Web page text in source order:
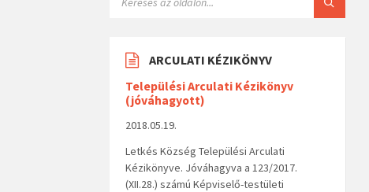
ARCULATI KÉZIKÖNYV
Települési Arculati Kézikönyv
(jóváhagyott)
2018.05.19.
Letkés Község Települési Arculati
Kézikönyve. Jóváhagyva a 123/2017.
(XII.28.) számú Képviselő-testületi